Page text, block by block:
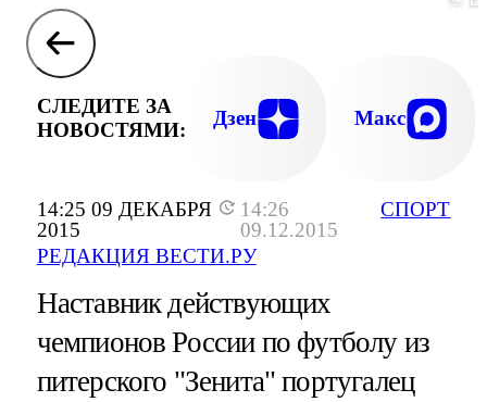
14:25 09 ДЕКАБРЯ
2015
14:26
09.12.2015
РЕДАКЦИЯ ВЕСТИ.РУ
СПОРТ
СЛЕДИТЕ ЗА
НОВОСТЯМИ:
Дзен Макс
Наставник действующих
чемпионов России по футболу из
питерского "Зенита" португалец